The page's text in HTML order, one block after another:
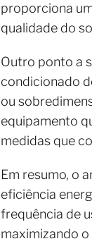
proporciona
qualidade do
Outro ponto a
condicionado
ou
equipamento
medidas que
Em resumo, o
eficiência
frequência de
maximizando